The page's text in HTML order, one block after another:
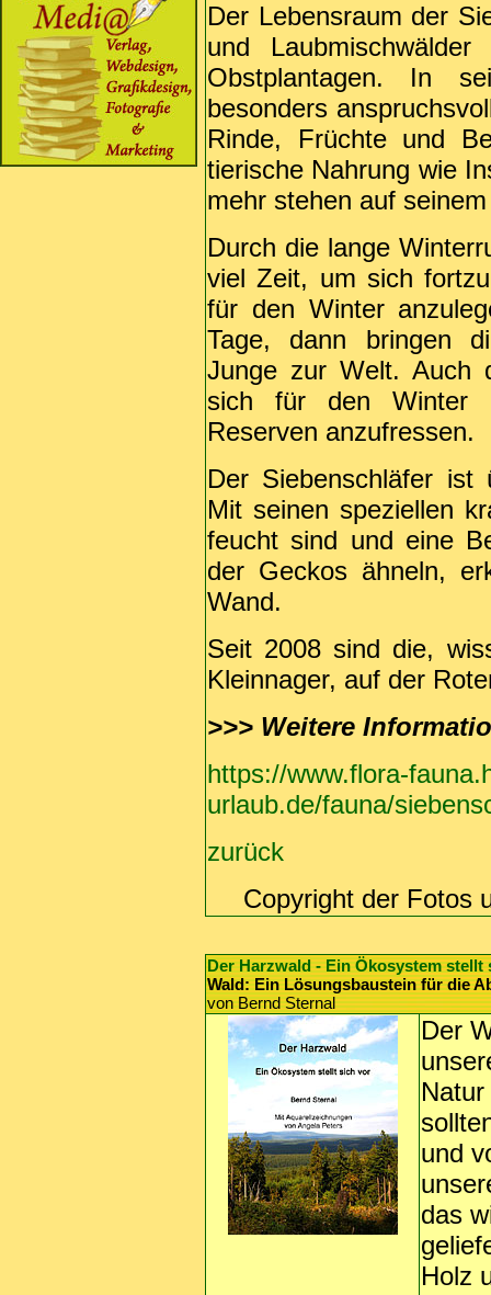
Der Lebensraum der
und
Obstplantagen. In
besonders
Rinde, Früchte und
tierische Nahrung wie
mehr stehen auf
Durch die lange
viel Zeit, um sich
für den Winter
Tage, dann bringen
Junge zur Welt. Auch
sich für den Winter
Reserven anzufressen.
Der Siebenschläfer ist
Mit seinen speziellen
feucht sind und eine
der Geckos ähneln,
Wand.
Seit 2008 sind die,
Kleinnager, auf der
>>> Weitere
https://www.flora-
urlaub.de/fauna/
zurück
Copyright der Fotos
Der Harzwald - Ein Ökosystem stellt
Wald: Ein Lösungsbaustein für die
von Bernd Sternal
Der
und
das
Holz